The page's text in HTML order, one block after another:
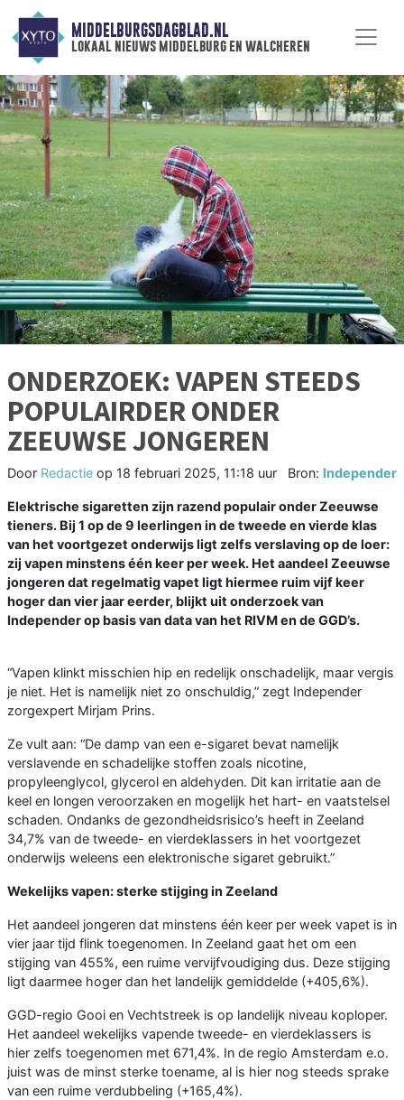
MIDDELBURGSDAGBLAD.NL
lokaal nieuws middelburg en walcheren
ONDERZOEK: VAPEN STEEDS
POPULAIRDER ONDER
ZEEUWSE JONGEREN
Door Redactie op 18 februari 2025, 11:18 uur Bron: Independer
Elektrische sigaretten zijn razend populair onder Zeeuwse
tieners. Bij 1 op de 9 leerlingen in de tweede en vierde klas
van het voortgezet onderwijs ligt zelfs verslaving op de loer:
zij vapen minstens één keer per week. Het aandeel Zeeuwse
jongeren dat regelmatig vapet ligt hiermee ruim vijf keer
hoger dan vier jaar eerder, blijkt uit onderzoek van
Independer op basis van data van het RIVM en de GGD’s.
“Vapen klinkt misschien hip en redelijk onschadelijk, maar vergis
je niet. Het is namelijk niet zo onschuldig,” zegt Independer
zorgexpert Mirjam Prins.
Ze vult aan: “De damp van een e-sigaret bevat namelijk
verslavende en schadelijke stoffen zoals nicotine,
propyleenglycol, glycerol en aldehyden. Dit kan irritatie aan de
keel en longen veroorzaken en mogelijk het hart- en vaatstelsel
schaden. Ondanks de gezondheidsrisico’s heeft in Zeeland
34,7% van de tweede- en vierdeklassers in het voortgezet
onderwijs weleens een elektronische sigaret gebruikt.”
Wekelijks vapen: sterke stijging in Zeeland
Het aandeel jongeren dat minstens één keer per week vapet is in
vier jaar tijd flink toegenomen. In Zeeland gaat het om een
stijging van 455%, een ruime vervijfvoudiging dus. Deze stijging
ligt daarmee hoger dan het landelijk gemiddelde (+405,6%).
GGD-regio Gooi en Vechtstreek is op landelijk niveau koploper.
Het aandeel wekelijks vapende tweede- en vierdeklassers is
hier zelfs toegenomen met 671,4%. In de regio Amsterdam e.o.
juist was de minst sterke toename, al is hier nog steeds sprake
van een ruime verdubbeling (+165,4%).